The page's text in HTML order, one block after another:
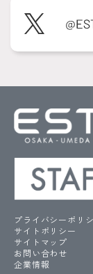
プライバシーポリ
サイトポリシー
サイトマップ
お問い合わせ
企業情報